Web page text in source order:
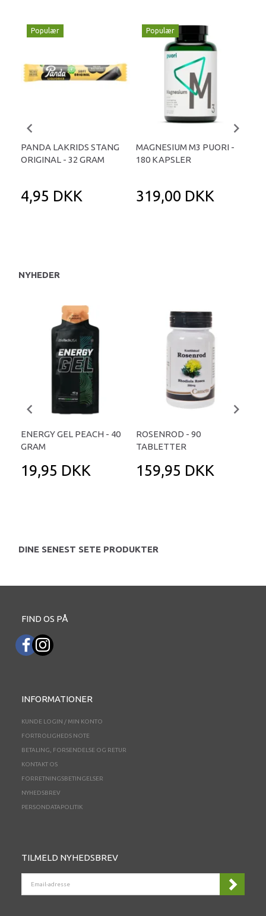
Populær
PANDA LAKRIDS STANG
ORIGINAL - 32 GRAM
4,95 DKK
Populær
MAGNESIUM M3 PUORI -
180 KAPSLER
319,00 DKK
NYHEDER
ENERGY GEL PEACH - 40
GRAM
19,95 DKK
ROSENROD - 90
TABLETTER
159,95 DKK
DINE SENEST SETE PRODUKTER
FIND OS PÅ
INFORMATIONER
KUNDE LOGIN / MIN KONTO
FORTROLIGHEDS NOTE
BETALING, FORSENDELSE OG RETUR
KONTAKT OS
FORRETNINGSBETINGELSER
NYHEDSBREV
PERSONDATAPOLITIK
TILMELD NYHEDSBREV
ADRESSE